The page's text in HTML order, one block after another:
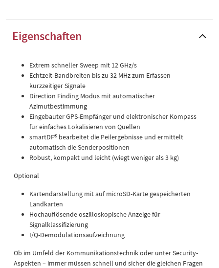
Eigenschaften
Extrem schneller Sweep mit 12 GHz/s
Echtzeit-Bandbreiten bis zu 32 MHz zum Erfassen
kurzzeitiger Signale
Direction Finding Modus mit automatischer
Azimutbestimmung
Eingebauter GPS-Empfänger und elektronischer Kompass
für einfaches Lokalisieren von Quellen
smartDF® bearbeitet die Peilergebnisse und ermittelt
automatisch die Senderpositionen
Robust, kompakt und leicht (wiegt weniger als 3 kg)
Optional
Kartendarstellung mit auf microSD-Karte gespeicherten
Landkarten
Hochauflösende oszilloskopische Anzeige für
Signalklassifizierung
I/Q-Demodulationsaufzeichnung
Ob im Umfeld der Kommunikationstechnik oder unter Security-
Aspekten – immer müssen schnell und sicher die gleichen Fragen